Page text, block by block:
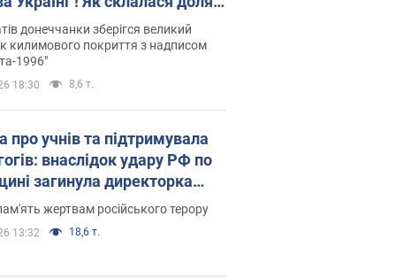
яка 30 років тому
"золото" Олімпіади
донеччанки зберігся великий
килимового покриття з надписом
1996"
18:30 8,6 т.
про учнів та підтримувала
внаслідок удару РФ по
загинула директорка
ліцею, її чоловік та онук
жертвам російського терору
13:32 18,6 т.